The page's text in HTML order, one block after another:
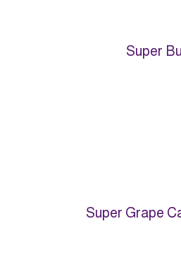
Super
Super Grape